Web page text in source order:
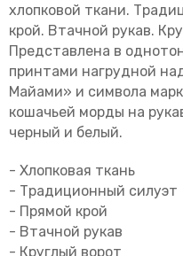
хлопковой ткани.
крой. Втачной рукав.
Представлена в
принтами нагрудной
Майами» и символа
кошачьей морды на
черный и белый.
- Хлопковая ткань
- Традиционный силуэт
- Прямой крой
- Втачной рукав
- Круглый ворот